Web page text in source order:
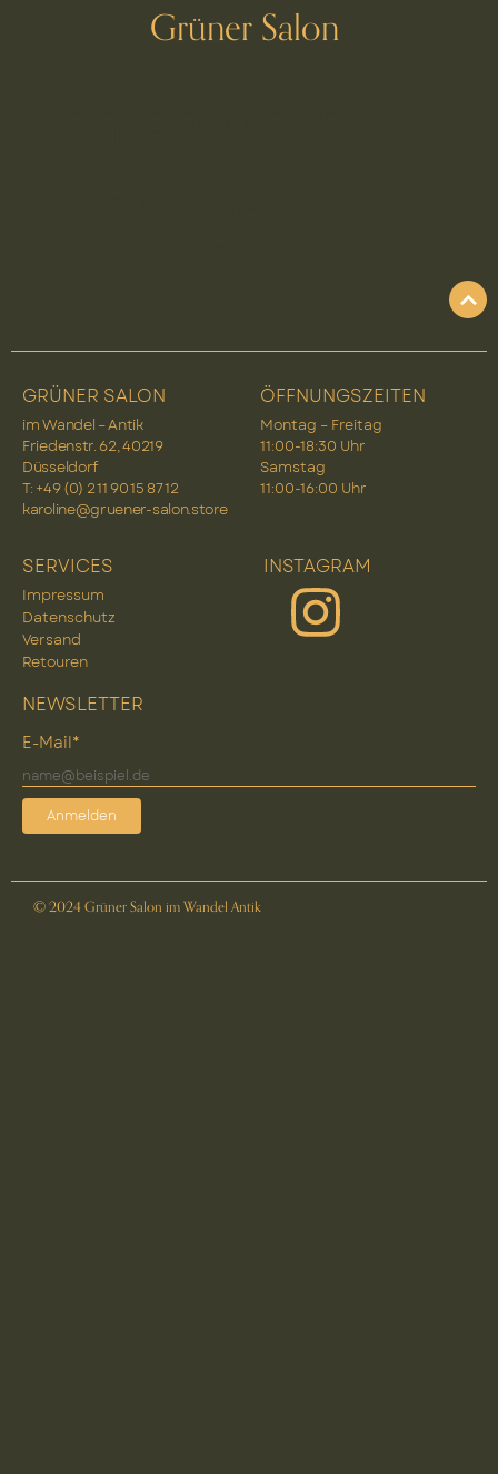
Grüner Salon
GRÜNER SALON
im Wandel – Antik
Friedenstr. 62, 40219
Düsseldorf
T: +49 (0) 2 11 90 15 87 12
karoline@gruener-salon.store
ÖFFNUNGSZEITEN
Montag – Freitag
11:00-18:30 Uhr
Samstag
11:00-16:00 Uhr
SERVICES
Impressum
Datenschutz
Versand
Retouren
INSTAGRAM
NEWSLETTER
E-Mail*
Anmelden
© 2024 Grüner Salon im Wandel Antik